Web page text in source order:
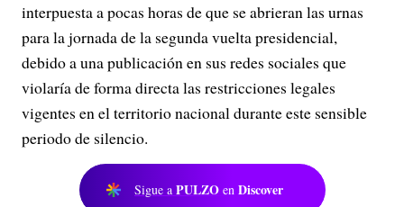
interpuesta a pocas horas de que se abrieran las urnas
para la jornada de la segunda vuelta presidencial,
debido a una publicación en sus redes sociales que
violaría de forma directa las restricciones legales
vigentes en el territorio nacional durante este sensible
periodo de silencio.
Sigue a PULZO en Discover